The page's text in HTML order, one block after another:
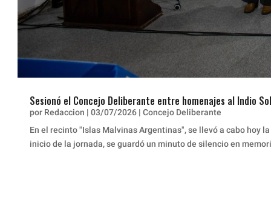
Sesionó el Concejo Deliberante entre homenajes al Indio
por Redaccion | 03/07/2026 | Concejo Deliberante
En el recinto "Islas Malvinas Argentinas", se llevó a cabo hoy
inicio de la jornada, se guardó un minuto de silencio en